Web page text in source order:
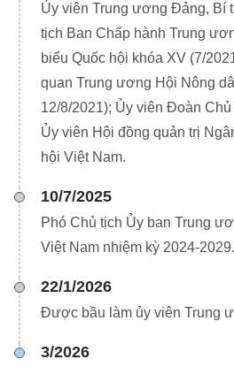
Ủy viên Trung ương Đảng, Bí
tịch Ban Chấp hành Trung
biểu Quốc hội khóa XV (7/
quan Trung ương Hội Nông
12/8/2021); Ủy viên Đoàn
Ủy viên Hội đồng quản trị
hội Việt Nam.
10/7/2025
Phó Chủ tịch Ủy ban Trung
Việt Nam nhiệm kỳ 2024-2029.
22/1/2026
Được bầu làm ủy viên Trung
3/2026